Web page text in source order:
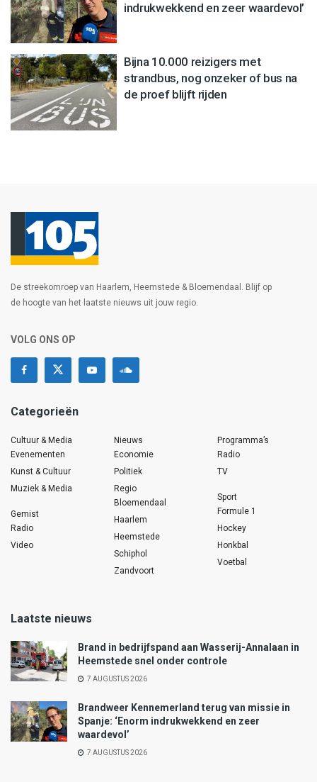
indrukwekkend en zeer waardevol’
Bijna 10.000 reizigers met
strandbus, nog onzeker of bus na
de proef blijft rijden
De streekomroep van Haarlem, Heemstede & Bloemendaal. Blijf op
de hoogte van het laatste nieuws uit jouw regio.
VOLG ONS OP
Categorieën
Cultuur & Media
Evenementen
Kunst & Cultuur
Muziek & Media
Gemist
Radio
Video
Nieuws
Economie
Politiek
Regio
Bloemendaal
Haarlem
Heemstede
Schiphol
Zandvoort
Programma’s
Radio
TV
Sport
Formule 1
Hockey
Honkbal
Voetbal
Laatste nieuws
Brand in bedrijfspand aan Wasserij-Annalaan in
Heemstede snel onder controle
7 AUGUSTUS 2026
Brandweer Kennemerland terug van missie in
Spanje: ‘Enorm indrukwekkend en zeer
waardevol’
7 AUGUSTUS 2026